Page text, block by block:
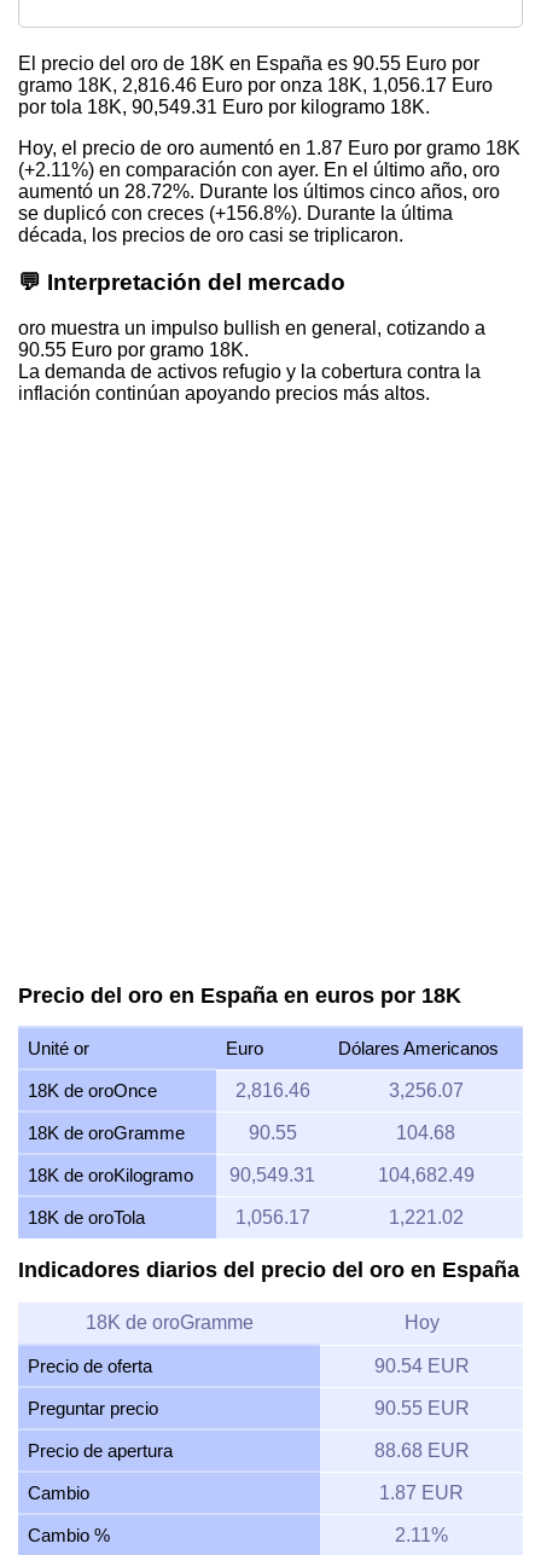
El precio del oro de 18K en España es 90.55 Euro por
gramo 18K, 2,816.46 Euro por onza 18K, 1,056.17 Euro
por tola 18K, 90,549.31 Euro por kilogramo 18K.
Hoy, el precio de oro aumentó en 1.87 Euro por gramo 18K
(+2.11%) en comparación con ayer. En el último año, oro
aumentó un 28.72%. Durante los últimos cinco años, oro
se duplicó con creces (+156.8%). Durante la última
década, los precios de oro casi se triplicaron.
💬 Interpretación del mercado
oro muestra un impulso bullish en general, cotizando a
90.55 Euro por gramo 18K.
La demanda de activos refugio y la cobertura contra la
inflación continúan apoyando precios más altos.
Precio del oro en España en euros por 18K
Unité or Euro Dólares Americanos
18K de oroOnce 2,816.46 3,256.07
18K de oroGramme 90.55 104.68
18K de oroKilogramo 90,549.31 104,682.49
18K de oroTola 1,056.17 1,221.02
Indicadores diarios del precio del oro en España
18K de oroGramme Hoy
Precio de oferta 90.54 EUR
Preguntar precio 90.55 EUR
Precio de apertura 88.68 EUR
Cambio 1.87 EUR
Cambio % 2.11%